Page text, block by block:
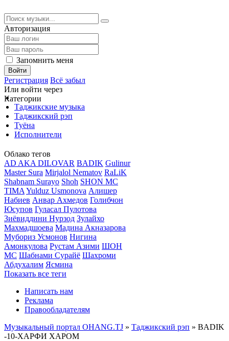
Авторизация
Запомнить меня
Войти
Регистрация Всё забыл
Или войти через
Категории
Таджикские музыка
Таджикский рэп
Туёна
Исполнители
Облако тегов
AD AKA DILOVAR BADIK Gulinur
Master Sura Mirjalol Nematov RaLiK
Shabnam Surayo Shoh SHON MC
TIMA Yulduz Usmonova Алишер
Набиев Анвар Ахмедов Голибчон
Юсупов Гуласал Пулотова
Зиёвиддини Нурзод Зулайхо
Махмадшоева Мадина Акназарова
Мубориз Усмонов Нигина
Амонкулова Рустам Азими ШОН
МС Шабнами Сурайё Шахроми
Абдухалим Ясмина
Показать все теги
Написать нам
Реклама
Правообладателям
Музыкальный портал OHANG.TJ » Таджикский рэп » BADIK
-10-ХАРФИ ХАРОМ